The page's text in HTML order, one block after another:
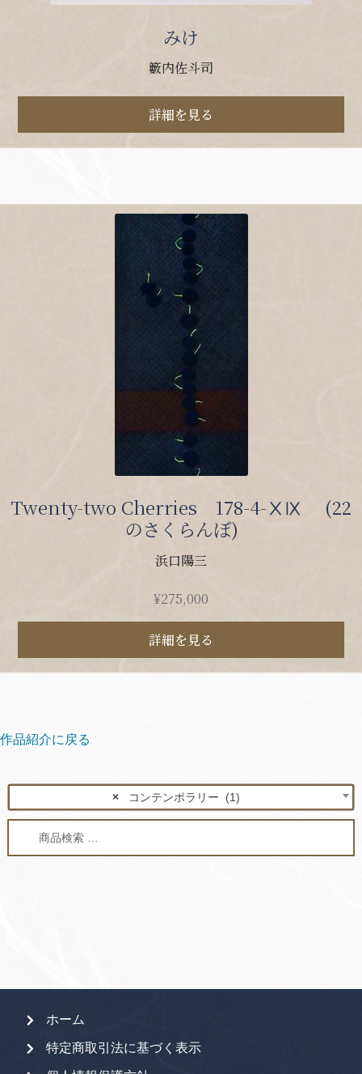
みけ
籔内佐斗司
詳細を見る
Twenty-two Cherries 178-4-ⅩⅨ (22
のさくらんぼ)
浜口陽三
¥275,000
詳細を見る
作品紹介に戻る
× コンテンポラリー (1)
ホーム
特定商取引法に基づく表示